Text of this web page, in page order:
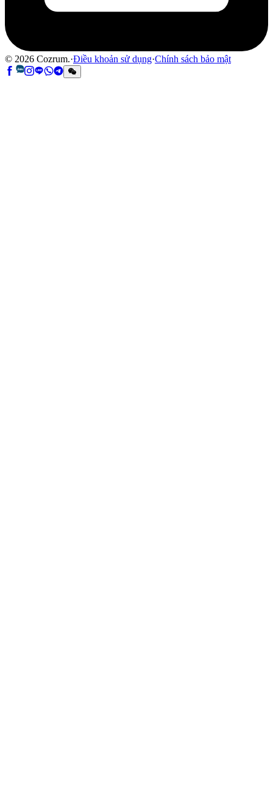
© 2026 Cozrum.·Điều khoản sử dụng·Chính sách bảo mật